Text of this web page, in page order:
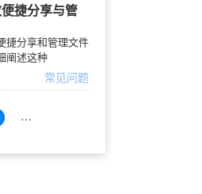
捷分享与管
捷分享和管理文件
阐述这种
常见问题
电脑文件共享软件高效